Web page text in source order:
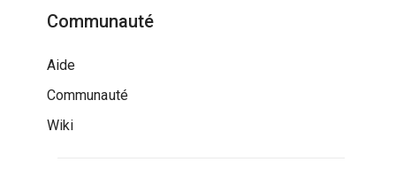
Communauté
Aide
Communauté
Wiki